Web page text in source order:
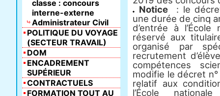
Notice
: le
une durée de cinq
d’entrée à l’École
réservé aux
organisé par
recrutement
compétences
modifie le décret
relatif aux
l’École
classe : concours
interne-externe
Administrateur Civil
POLITIQUE DU VOYAGE
(SECTEUR TRAVAIL)
DOM
ENCADREMENT
SUPÉRIEUR
CONTRACTUELS
FORMATION TOUT AU